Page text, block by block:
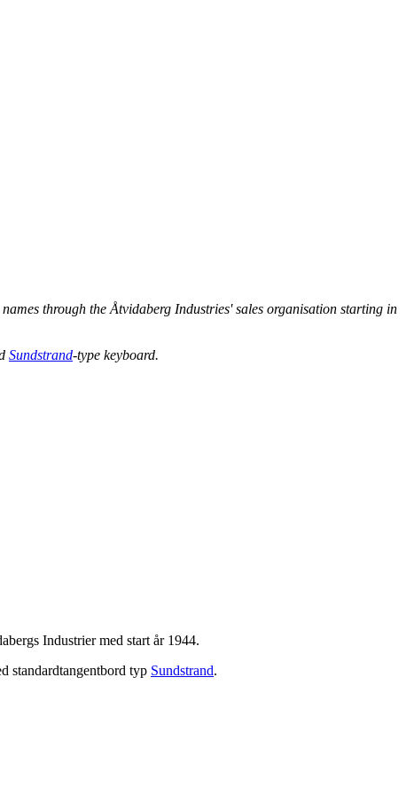
through the Åtvidaberg Industries' sales organisation starting in
Sundstrand-type keyboard.
Industrier med start år 1944.
standardtangentbord typ Sundstrand.